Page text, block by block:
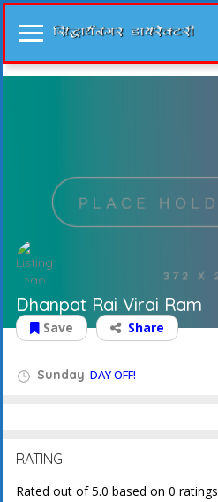
Dhanpat Rai Virai Ram
Save Share
Sunday DAY OFF!
RATING
Rated out of 5.0 based on 0 ratings